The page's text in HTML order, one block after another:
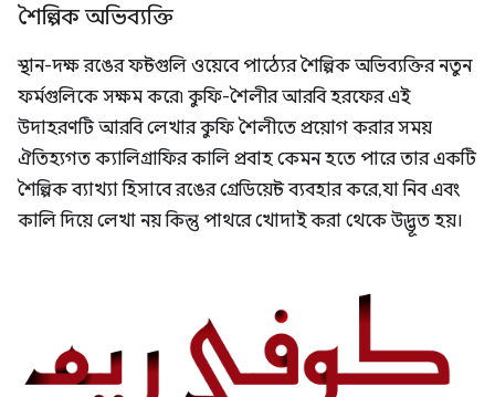
শৈল্পিক অভিব্যক্তি
স্থান-দক্ষ রঙের ফন্টগুলি ওয়েবে পাঠ্যের শৈল্পিক অভিব্যক্তির নতুন
ফর্মগুলিকে সক্ষম করে৷ কুফি-শৈলীর আরবি হরফের এই
উদাহরণটি আরবি লেখার কুফি শৈলীতে প্রয়োগ করার সময়
ঐতিহ্যগত ক্যালিগ্রাফির কালি প্রবাহ কেমন হতে পারে তার একটি
শৈল্পিক ব্যাখ্যা হিসাবে রঙের গ্রেডিয়েন্ট ব্যবহার করে, যা নিব এবং
কালি দিয়ে লেখা নয় কিন্তু পাথরে খোদাই করা থেকে উদ্ভূত হয়।